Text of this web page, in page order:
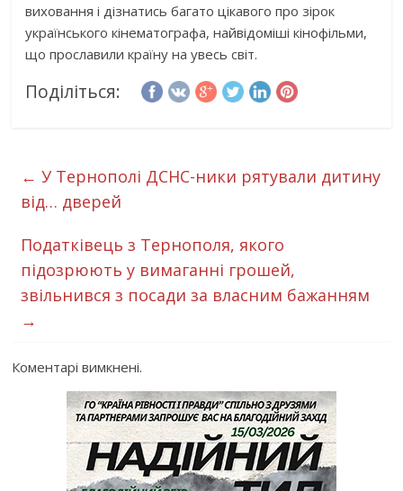
виховання і дізнатись багато цікавого про зірок
українського кінематографа, найвідоміші кінофільми,
що прославили країну на увесь світ.
Поділіться:
← У Тернополі ДСНС-ники рятували дитину
від… дверей
Податківець з Тернополя, якого
підозрюють у вимаганні грошей,
звільнився з посади за власним бажанням
→
Коментарі вимкнені.